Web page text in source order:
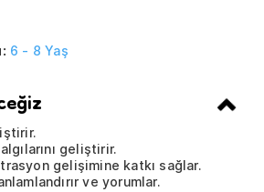
6 - 8 Yaş
geliştirir.
gelişimine katkı sağlar.
ve yorumlar.